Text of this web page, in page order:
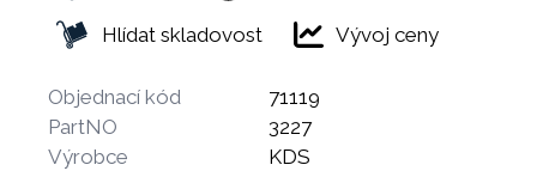
Hlídat skladovost
Vývoj ceny
Objednací kód
71119
PartNO
3227
Výrobce
KDS